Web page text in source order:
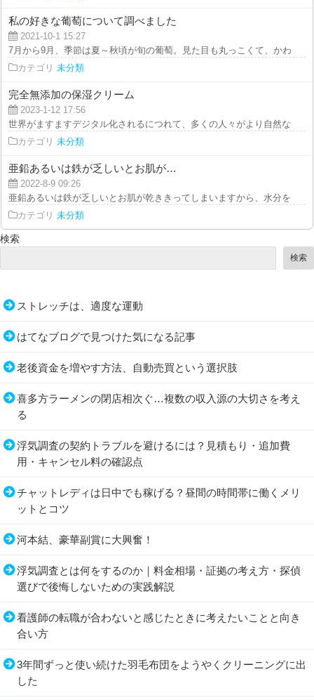
私の好きな葡萄について調べました
2021-10-1 15:27
7月から9月、季節は夏～秋頃が旬の葡萄。見た目も丸っこくて、かわいい
カテゴリ 未分類
完全無添加の保湿クリーム
2023-1-12 17:56
世界がますますデジタル化されるにつれて、多くの人々がより自然な生活
カテゴリ 未分類
亜鉛あるいは鉄が乏しいとお肌が…
2022-8-9 09:26
亜鉛あるいは鉄が乏しいとお肌が乾ききってしまいますから、水分をキー
カテゴリ 未分類
検索
検索
ストレッチは、適度な運動
はてなブログで見つけた気になる記事
老後資金を増やす方法、自動売買という選択肢
喜多方ラーメンの閉店相次ぐ…複数の収入源の大切さを考え
る
浮気調査の契約トラブルを避けるには？見積もり・追加費
用・キャンセル料の確認点
チャットレディは日中でも稼げる？昼間の時間帯に働くメリ
ットとコツ
河本結、豪華副賞に大興奮！
浮気調査とは何をするのか｜料金相場・証拠の考え方・探偵
選びで後悔しないための実践解説
看護師の転職が合わないと感じたときに考えたいことと向き
合い方
3年間ずっと使い続けた羽毛布団をようやくクリーニングに出
した